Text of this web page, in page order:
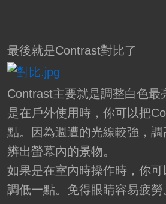
最後就是Contrast對比了
Contrast主要就是調整白色最
是在戶外使用時，你可以把
點。因為週遭的光線較強，
辨出螢幕內的景物。
如果是在室內時操作時，你
調低一點。免得眼睛容易疲勞